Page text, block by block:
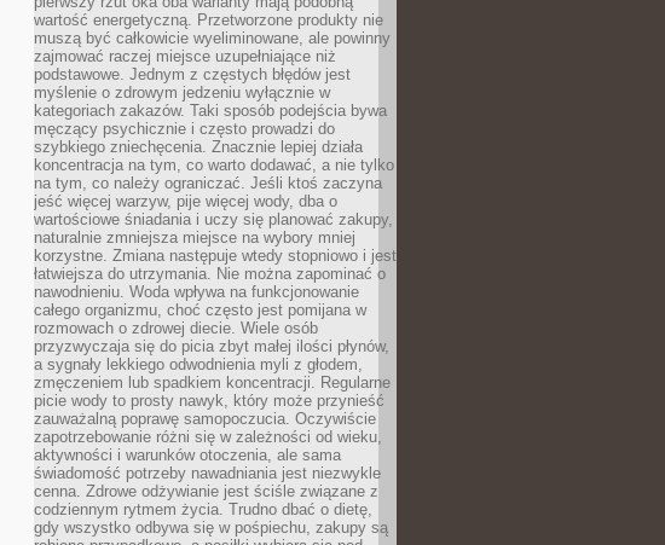
wartość energetyczną. Przetworzone produkty nie
muszą być całkowicie wyeliminowane, ale powinny
zajmować raczej miejsce uzupełniające niż
podstawowe. Jednym z częstych błędów jest
myślenie o zdrowym jedzeniu wyłącznie w
kategoriach zakazów. Taki sposób podejścia bywa
męczący psychicznie i często prowadzi do
szybkiego zniechęcenia. Znacznie lepiej działa
koncentracja na tym, co warto dodawać, a nie tylko
na tym, co należy ograniczać. Jeśli ktoś zaczyna
jeść więcej warzyw, pije więcej wody, dba o
wartościowe śniadania i uczy się planować zakupy,
naturalnie zmniejsza miejsce na wybory mniej
korzystne. Zmiana następuje wtedy stopniowo i jest
łatwiejsza do utrzymania. Nie można zapominać o
nawodnieniu. Woda wpływa na funkcjonowanie
całego organizmu, choć często jest pomijana w
rozmowach o zdrowej diecie. Wiele osób
przyzwyczaja się do picia zbyt małej ilości płynów,
a sygnały lekkiego odwodnienia myli z głodem,
zmęczeniem lub spadkiem koncentracji. Regularne
picie wody to prosty nawyk, który może przynieść
zauważalną poprawę samopoczucia. Oczywiście
zapotrzebowanie różni się w zależności od wieku,
aktywności i warunków otoczenia, ale sama
świadomość potrzeby nawadniania jest niezwykle
cenna. Zdrowe odżywianie jest ściśle związane z
codziennym rytmem życia. Trudno dbać o dietę,
gdy wszystko odbywa się w pośpiechu, zakupy są